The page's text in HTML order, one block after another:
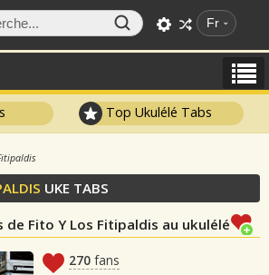
Fr
Top Ukulélé Tabs
UKE TABS
de Fito Y Los Fitipaldis au ukulélé
270 fans